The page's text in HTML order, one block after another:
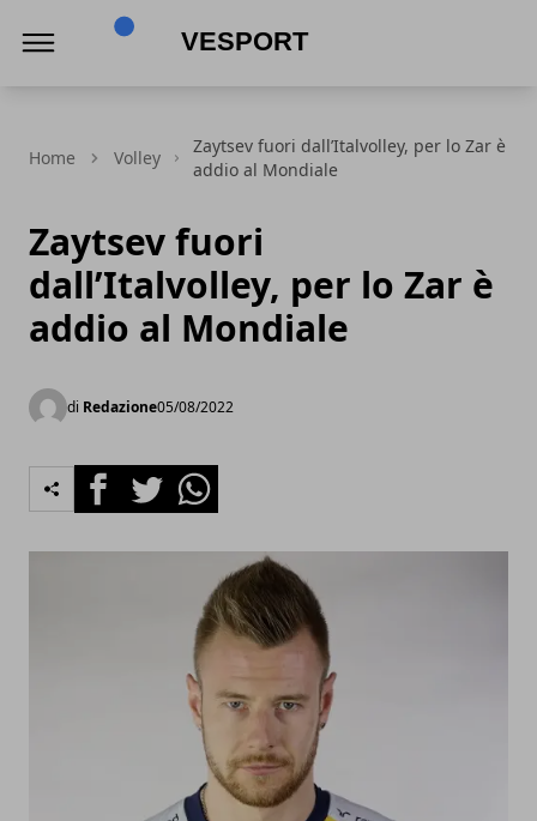
Home Volley
Zaytsev fuori dall’Italvolley, per lo Zar è
addio al Mondiale
Zaytsev fuori
dall’Italvolley, per lo Zar è
addio al Mondiale
di Redazione05/08/2022
FacebookTwitterWhatsapp